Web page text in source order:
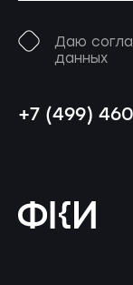
Даю
данных
+7 (499)